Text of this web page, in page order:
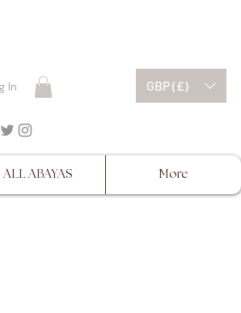
In GBP (£)
ALL ABAYAS More